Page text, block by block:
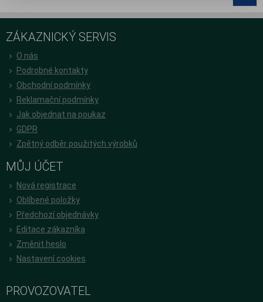
ZÁKAZNICKÝ SERVIS
O nás
Podrobné kontakty
Obchodní podmínky
Reklamační podmínky
Jak objednat na poukaz
GDPR
Zpětný odběr použitých výrobků
MŮJ ÚČET
Nová registrace
Oblíbené položky
Předchozí objednávky
Editace zákazníka
Změnit heslo
Nastavení cookies
PROVOZOVATEL